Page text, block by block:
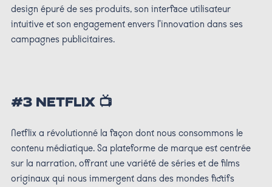
design épuré de ses produits, son interface utilisateur
intuitive et son engagement envers l'innovation dans ses
campagnes publicitaires.
#3 NETFLIX 📺
Netflix a révolutionné la façon dont nous consommons le
contenu médiatique. Sa plateforme de marque est centrée
sur la narration, offrant une variété de séries et de films
originaux qui nous immergent dans des mondes fictifs